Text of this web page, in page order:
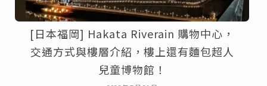
[日本福岡] Hakata Riverain 購物中心，
交通方式與樓層介紹，樓上還有麵包超人
兒童博物館！